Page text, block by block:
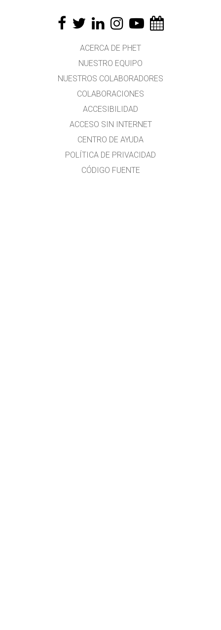
ACERCA DE PHET
NUESTRO EQUIPO
NUESTROS COLABORADORES
COLABORACIONES
ACCESIBILIDAD
ACCESO SIN INTERNET
CENTRO DE AYUDA
POLÍTICA DE PRIVACIDAD
CÓDIGO FUENTE